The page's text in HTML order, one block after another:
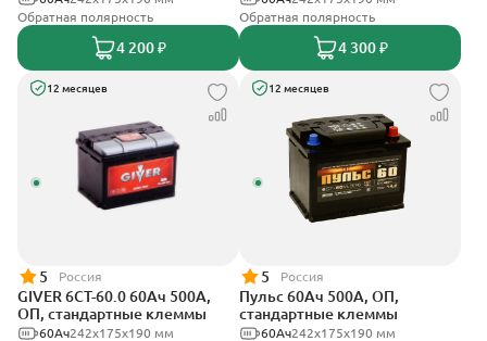
Обратная полярность
4 200 ₽
Обратная полярность
4 300 ₽
12 месяцев
5 Россия
GIVER 6СТ-60.0 60Ач 500А,
ОП, стандартные клеммы
242х175х190 мм
60Ач
12 месяцев
5 Россия
Пульс 60Ач 500А, ОП,
стандартные клеммы
242x175x190 мм
60Ач